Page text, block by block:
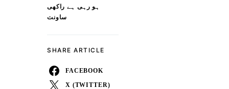
ہو رہی ہے راکھی
ساونت
SHARE ARTICLE
FACEBOOK
X (TWITTER)